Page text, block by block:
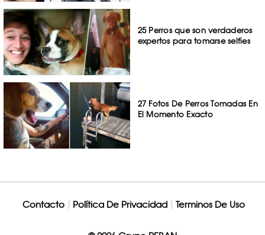
25 Perros que son verdaderos
expertos para tomarse selfies
27 Fotos De Perros Tomadas En
El Momento Exacto
Contacto Política De Privacidad Terminos De Uso